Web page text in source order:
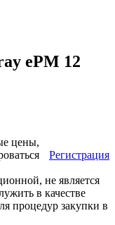
ePM 12
цены,
Регистрация
не является
в качестве
процедур закупки в